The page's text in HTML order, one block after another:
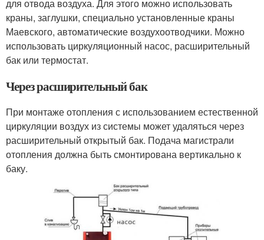
для отвода воздуха. Для этого можно использовать
краны, заглушки, специально установленные краны
Маевского, автоматические воздухоотводчики. Можно
использовать циркуляционный насос, расширительный
бак или термостат.
Через расширительный бак
При монтаже отопления с использованием естественной
циркуляции воздух из системы может удаляться через
расширительный открытый бак. Подача магистрали
отопления должна быть смонтирована вертикально к
баку.